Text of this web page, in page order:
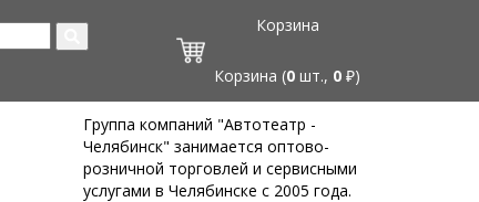
Корзина
Корзина (0 шт., 0 ₽)
Группа компаний "Автотеатр -
Челябинск" занимается оптово-
розничной торговлей и сервисными
услугами в Челябинске с 2005 года.